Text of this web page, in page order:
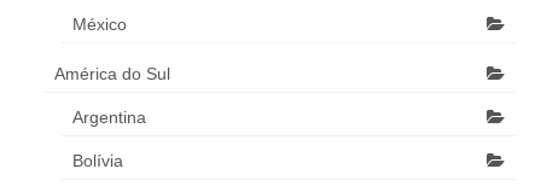
México
América do Sul
Argentina
Bolívia